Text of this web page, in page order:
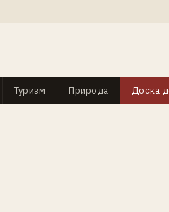
Туризм Природа Доска